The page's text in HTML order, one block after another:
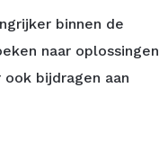
binnen de
naar oplossingen
bijdragen aan